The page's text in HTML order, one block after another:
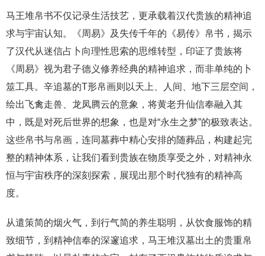
马王堆帛书不仅记录生活技艺，更承载着汉代贵族的精神追
求与宇宙认知。《周易》及失传千年的《易传》帛书，揭示
了汉代从迷信占卜向理性思索的思维转型，印证了贵族将
《周易》视为君子德义修养经典的精神追求，而非单纯的卜
筮工具。辛追墓的T形帛画则以天上、人间、地下三层空间，
绘出飞禽走兽、龙凤腾云的意象，将黄老升仙信奉融入其
中，既是对死后世界的想象，也是对“永生之梦”的极致表达。
这些帛书与帛画，连同墓葬中精心安排的随葬品，构建起完
整的精神体系，让我们看到贵族在物质享受之外，对精神永
恒与宇宙秩序的深刻探索，展现出那个时代独有的精神高
度。
从遣策简的烟火气，到行气简的养生聪明，从饮食服饰的精
致细节，到精神信奉的深邃追求，马王堆汉墓出土的贵重帛